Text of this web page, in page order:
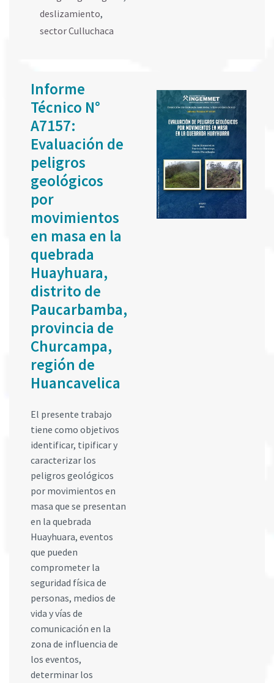
deslizamiento,
sector Culluchaca
Informe
Técnico N°
A7157:
Evaluación de
peligros
geológicos
por
movimientos
en masa en la
quebrada
Huayhuara,
distrito de
Paucarbamba,
provincia de
Churcampa,
región de
Huancavelica
El presente trabajo
tiene como objetivos
identificar, tipificar y
caracterizar los
peligros geológicos
por movimientos en
masa que se presentan
en la quebrada
Huayhuara, eventos
que pueden
comprometer la
seguridad física de
personas, medios de
vida y vías de
comunicación en la
zona de influencia de
los eventos,
determinar los